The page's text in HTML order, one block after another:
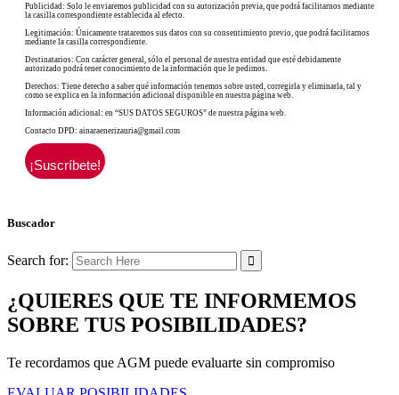
Publicidad: Solo le enviaremos publicidad con su autorización previa, que podrá facilitarnos mediante
la casilla correspondiente establecida al efecto.
Legitimación: Únicamente trataremos sus datos con su consentimiento previo, que podrá facilitarnos
mediante la casilla correspondiente.
Destinatarios: Con carácter general, sólo el personal de nuestra entidad que esté debidamente
autorizado podrá tener conocimiento de la información que le pedimos.
Derechos: Tiene derecho a saber qué información tenemos sobre usted, corregirla y eliminarla, tal y
como se explica en la información adicional disponible en nuestra página web.
Información adicional: en “SUS DATOS SEGUROS” de nuestra página web.
Contacto DPD: ainaraenerizauria@gmail.com
Buscador
Search for:
¿QUIERES QUE TE INFORMEMOS
SOBRE TUS POSIBILIDADES?
Te recordamos que AGM puede evaluarte sin compromiso